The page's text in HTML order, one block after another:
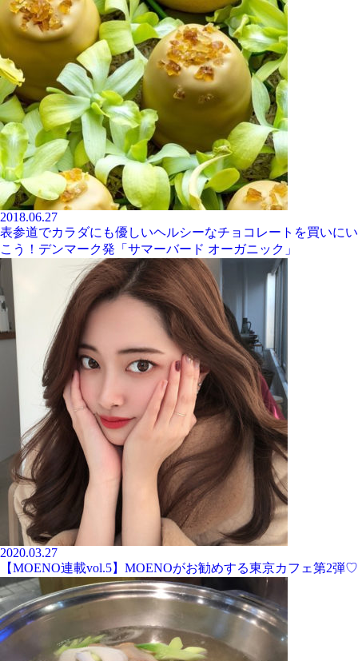
2018.06.27
表参道でカラダにも優しいヘルシーなチョコレートを買いにい
こう！デンマーク発「サマーバード オーガニック」
2020.03.27
【MOENO連載vol.5】MOENOがお勧めする東京カフェ第2弾♡